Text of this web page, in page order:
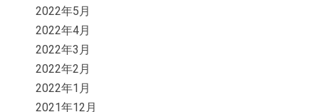
2022年5月
2022年4月
2022年3月
2022年2月
2022年1月
2021年12月